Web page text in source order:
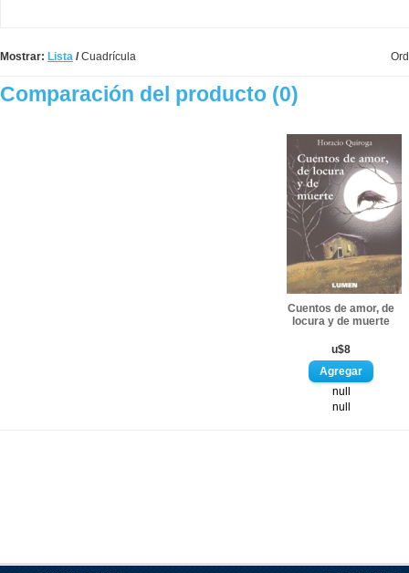
Mostrar: Lista /Cuadrícula
Comparación del producto (0)
Cuentos de amor, de
locura y de muerte
u$8
null
null